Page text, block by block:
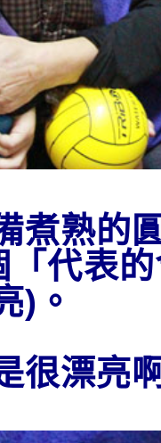
煮熟的
代表
)。
很漂亮